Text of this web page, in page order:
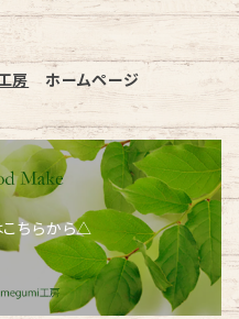
房 ホームページ
ちらから△